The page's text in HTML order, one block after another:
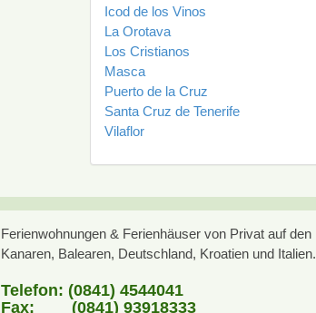
Icod de los Vinos
La Orotava
Los Cristianos
Masca
Puerto de la Cruz
Santa Cruz de Tenerife
Vilaflor
Ferienwohnungen & Ferienhäuser von Privat auf den
Kanaren, Balearen, Deutschland, Kroatien und Italien.
Telefon: (0841) 4544041
Fax: (0841) 93918333